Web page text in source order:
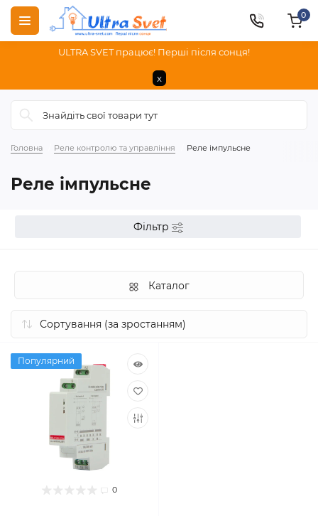
ULTRA SVET працює! Перші після сонця!
x
0
Головна Реле контролю та управління Реле імпульсне
Реле імпульсне
Фільтр
Каталог
Популярний
0